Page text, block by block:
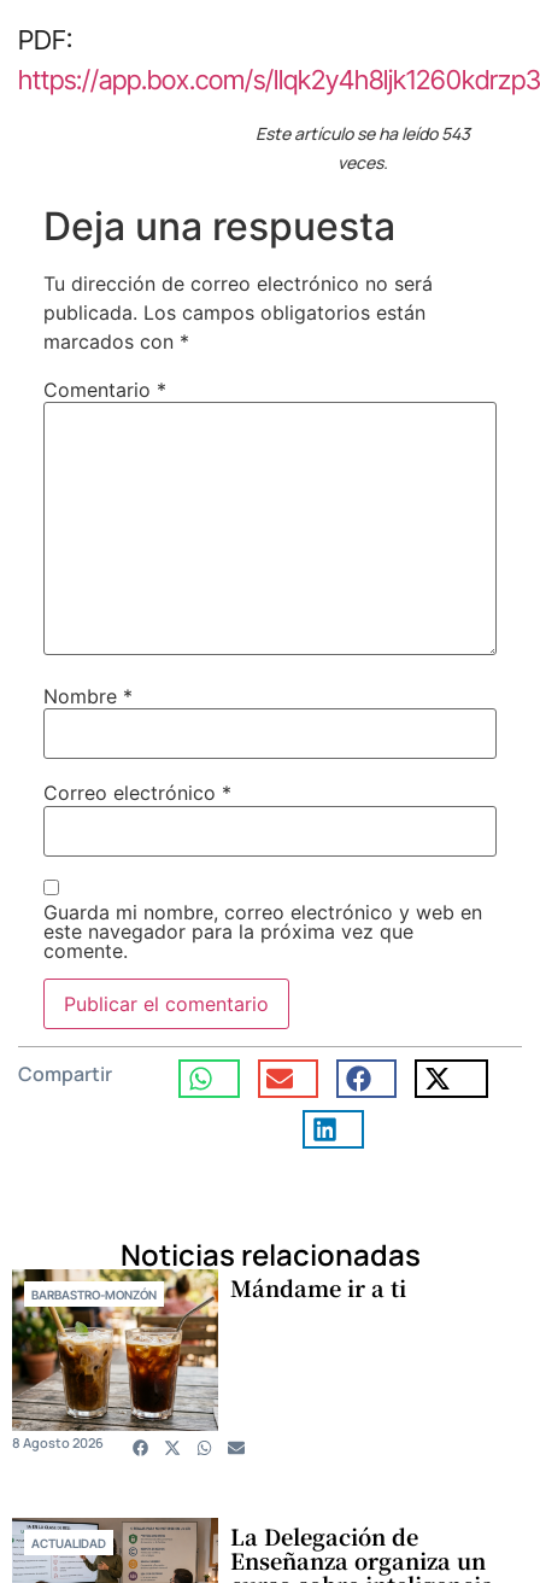
PDF:
https://app.box.com/s/
Este artículo se ha leído 543
veces.
Deja una respuesta
Tu dirección de correo electrónico no será
publicada. Los campos obligatorios están
marcados con *
Comentario *
Nombre *
Correo electrónico *
Guarda mi nombre, correo electrónico y web en
este navegador para la próxima vez que
comente.
Compartir
Noticias relacionadas
BARBASTRO-MONZÓN Mándame ir a ti
8 Agosto 2026
ACTUALIDAD La Delegación de
Enseñanza organiza un